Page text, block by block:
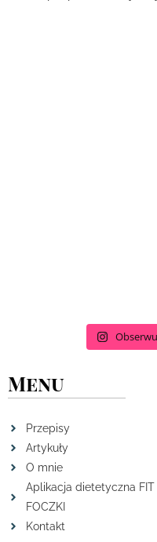
Menu
Przepisy
Artykuły
O mnie
Aplikacja dietetyczna FIT
FOCZKI
Kontakt